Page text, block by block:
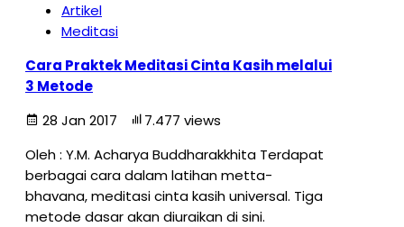
Artikel
Meditasi
Cara Praktek Meditasi Cinta Kasih melalui
3 Metode
28 Jan 2017
7.477 views
Oleh : Y.M. Acharya Buddharakkhita Terdapat
berbagai cara dalam latihan metta-
bhavana, meditasi cinta kasih universal. Tiga
metode dasar akan diuraikan di sini.